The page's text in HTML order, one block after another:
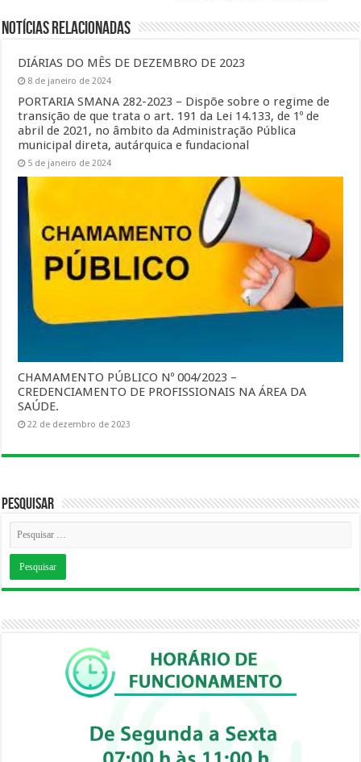
Notícias Relacionadas
DIÁRIAS DO MÊS DE DEZEMBRO DE 2023
8 de janeiro de 2024
PORTARIA SMANA 282-2023 – Dispõe sobre o regime de
transição de que trata o art. 191 da Lei 14.133, de 1º de
abril de 2021, no âmbito da Administração Pública
municipal direta, autárquica e fundacional
5 de janeiro de 2024
CHAMAMENTO PÚBLICO Nº 004/2023 –
CREDENCIAMENTO DE PROFISSIONAIS NA ÁREA DA
SAÚDE.
22 de dezembro de 2023
Pesquisar